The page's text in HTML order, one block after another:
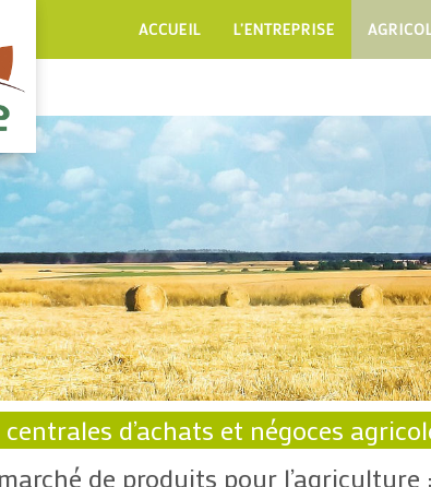
ACCUEIL L’ENTREPRISE
d’achats et négoces
de produits pour l’agriculture :